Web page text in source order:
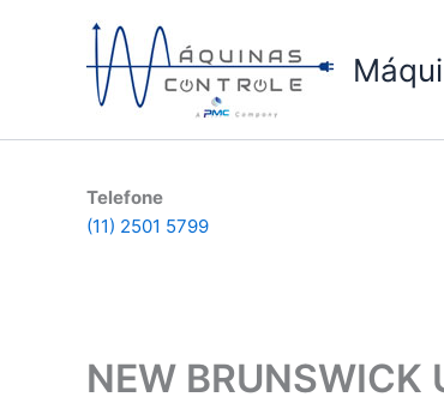
Telefone
(11) 2501 5799
NEW BRUNSWICK